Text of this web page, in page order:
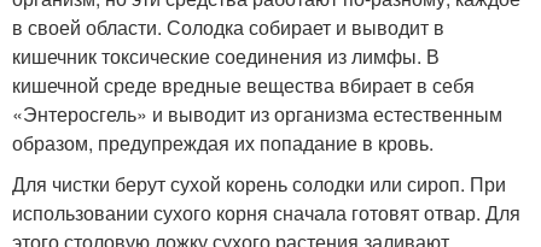
в своей области. Солодка собирает и выводит в
кишечник токсические соединения из лимфы. В
кишечной среде вредные вещества вбирает в себя
«Энтеросгель» и выводит из организма естественным
образом, предупреждая их попадание в кровь.
Для чистки берут сухой корень солодки или сироп. При
использовании сухого корня сначала готовят отвар. Для